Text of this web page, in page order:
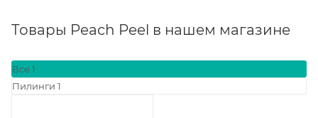
Товары Peach Peel в нашем магазине
Все 1
Пилинги 1